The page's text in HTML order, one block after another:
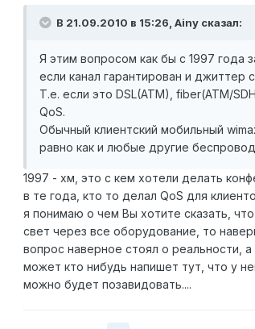
В 21.09.2010 в 15:26, Ainy сказал:
Я этим вопросом как бы с 1997 года
если канал гарантирован и джиттер
Т.е. если это DSL(ATM), fiber(ATM/
QoS.
Обычный клиентский мобильный
равно как и любые другие
1997 - хм, это с кем хотели делать
в те года, кто то делал QoS для
я понимаю о чем Вы хотите сказать,
свет через все оборудование, то
вопрос наверное стоял о реальности,
может кто нибудь напишет тут, что у
можно будет позавидовать....